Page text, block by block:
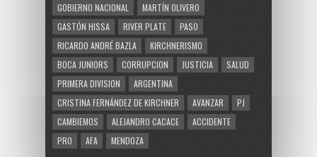
GOBIERNO NACIONAL
MARTÍN OLIVERO
GASTÓN HISSA
RIVER PLATE
PASO
RICARDO ANDRÉ BAZLA
KIRCHNERISMO
BOCA JUNIORS
CORRUPCION JUSTICIA
SALUD
PRIMERA DIVISION
ARGENTINA
CRISTINA FERNÁNDEZ DE KIRCHNER
AVANZAR
PJ
CAMBIEMOS
ALEJANDRO CACACE
ACCIDENTE
PRO
AFA MENDOZA